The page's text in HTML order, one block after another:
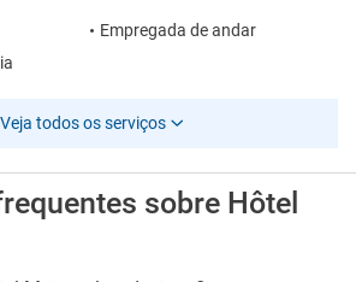
Empregada de andar
Veja todos os serviços
sobre Hôtel